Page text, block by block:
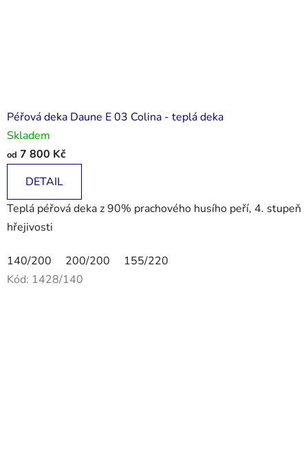
Péřová deka Daune E 03 Colina - teplá deka
Skladem
od 7 800 Kč
DETAIL
Teplá péřová deka z 90% prachového husího peří, 4. stupeň
hřejivosti
140/200 200/200
155/220
Kód: 1428/140